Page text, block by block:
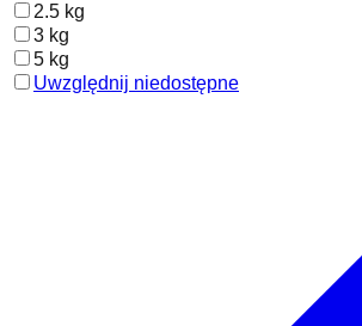
2.5 kg
3 kg
5 kg
Uwzględnij niedostępne